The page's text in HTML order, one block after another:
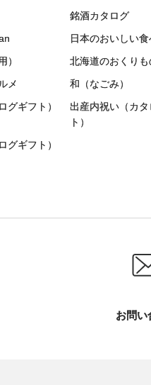
銘酒カタログ
日本のおいしい食
） 北海道のおくりも
メ 和（なごみ）
グギフト）
出産内祝い（カタ
ト）
グギフト）
お問い